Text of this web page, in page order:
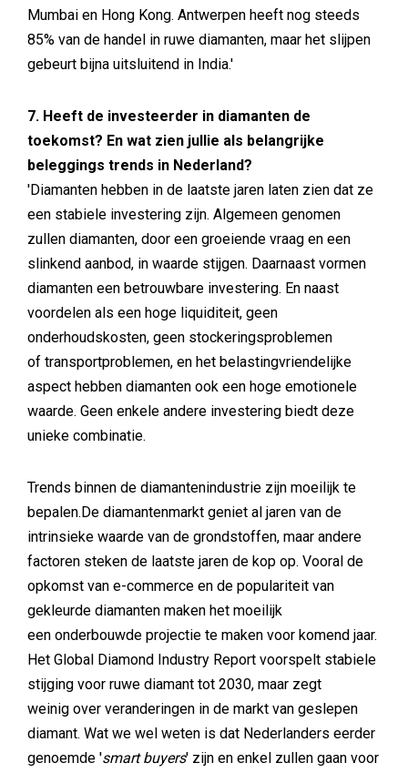
Mumbai en Hong Kong. Antwerpen heeft nog steeds
85% van de handel in ruwe diamanten, maar het slijpen
gebeurt bijna uitsluitend in India.'
7. Heeft de investeerder in diamanten de
toekomst? En wat zien jullie als belangrijke
beleggings trends in Nederland?
'Diamanten hebben in de laatste jaren laten zien dat ze
een stabiele investering zijn. Algemeen genomen
zullen diamanten, door een groeiende vraag en een
slinkend aanbod, in waarde stijgen. Daarnaast vormen
diamanten een betrouwbare investering. En naast
voordelen als een hoge liquiditeit, geen
onderhoudskosten, geen stockeringsproblemen
of transportproblemen, en het belastingvriendelijke
aspect hebben diamanten ook een hoge emotionele
waarde. Geen enkele andere investering biedt deze
unieke combinatie.
Trends binnen de diamantenindustrie zijn moeilijk te
bepalen.De diamantenmarkt geniet al jaren van de
intrinsieke waarde van de grondstoffen, maar andere
factoren steken de laatste jaren de kop op. Vooral de
opkomst van e-commerce en de populariteit van
gekleurde diamanten maken het moeilijk
een onderbouwde projectie te maken voor komend jaar.
Het Global Diamond Industry Report voorspelt stabiele
stijging voor ruwe diamant tot 2030, maar zegt
weinig over veranderingen in de markt van geslepen
diamant. Wat we wel weten is dat Nederlanders eerder
genoemde 'smart buyers' zijn en enkel zullen gaan voor